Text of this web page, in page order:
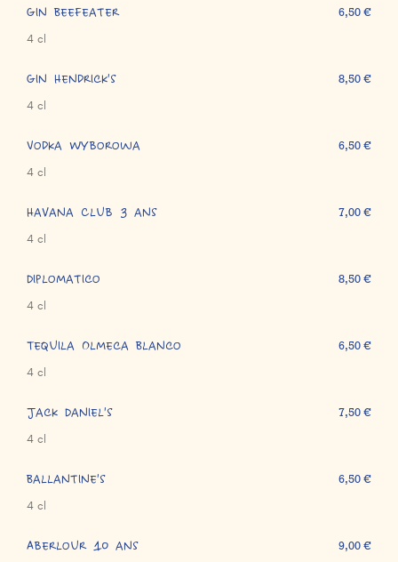
Gin Beefeater
4 cl
6,50 €
Gin Hendrick's
4 cl
8,50 €
Vodka Wyborowa
4 cl
6,50 €
Havana Club 3 ans
4 cl
7,00 €
Diplomatico
4 cl
8,50 €
Tequila Olmeca Blanco
4 cl
6,50 €
Jack Daniel's
4 cl
7,50 €
Ballantine's
4 cl
6,50 €
Aberlour 10 ans 9,00 €